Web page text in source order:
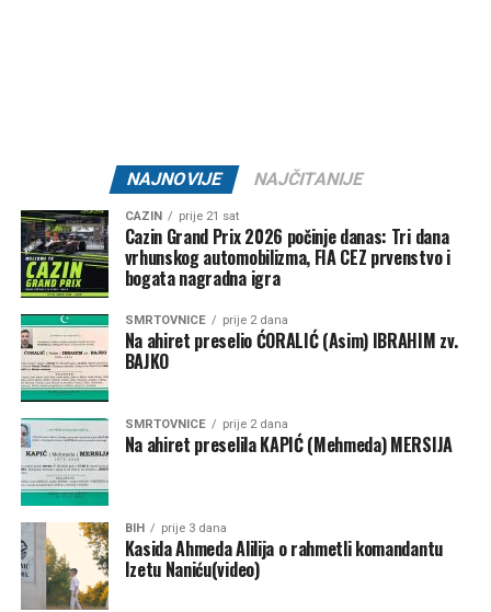
NK “Željezničar 73” –
MNK “Željo” –5.000 KM
Klub borilačkih sportova “Serhat” –1.500 KM
Ključ – 84.000 KM
NK “Ključ” –80.000 KM
Kanu-kajakaški klub “K4” –
FK “Bajer 99” Velagići –
NK “Omladinac” Sanica –1.000 KM
Bužim – 27.000 KM
NK “Vitez” – 10.000 KM
FK “Bratstvo-Veterani” –
NAJNOVIJE NAJČITANIJE
CAZIN prije 21 sat
Cazin Grand Prix 2026 počinje danas: Tri dana
vrhunskog automobilizma, FIA CEZ prvenstvo i
bogata nagradna igra
SMRTOVNICE prije 2 dana
Na ahiret preselio ĆORALIĆ (Asim) IBRAHIM zv.
BAJKO
SMRTOVNICE prije 2 dana
Na ahiret preselila KAPIĆ (Mehmeda) MERSIJA
BIH prije 3 dana
Kasida Ahmeda Alilija o rahmetli komandantu
Izetu Naniću(video)